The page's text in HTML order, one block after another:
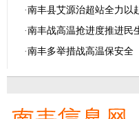
·南丰县艾源治超站全力以
·南丰战高温抢进度推进民
·南丰多举措战高温保安全